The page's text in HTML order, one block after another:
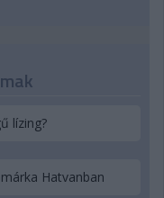
lízing?
Hatvanban